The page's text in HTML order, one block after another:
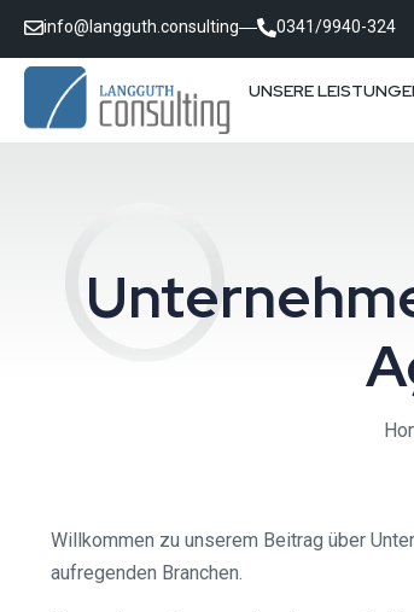
info@langguth.consulting 0341/9940-324
UNSERE
Willkommen zu unserem Beitrag über
aufregenden Branchen.